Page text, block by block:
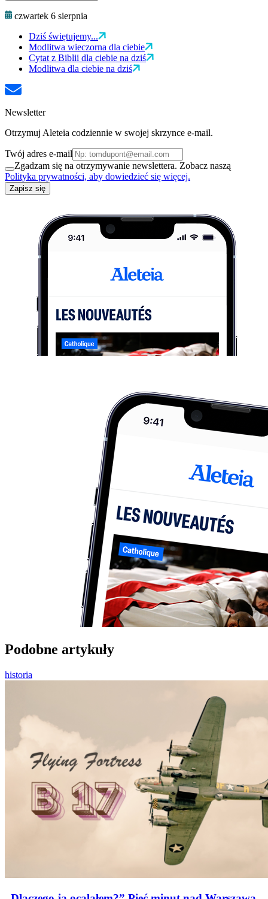
czwartek 6 sierpnia
Dziś świętujemy...
Modlitwa wieczorna dla ciebie
Cytat z Biblii dla ciebie na dziś
Modlitwa dla ciebie na dziś
Newsletter
Otrzymuj Aleteia codziennie w swojej skrzynce e-mail.
Twój adres e-mail
Zgadzam się na otrzymywanie newslettera. Zobacz naszą
Polityka prywatności, aby dowiedzieć się więcej.
Zapisz się
Podobne artykuły
historia